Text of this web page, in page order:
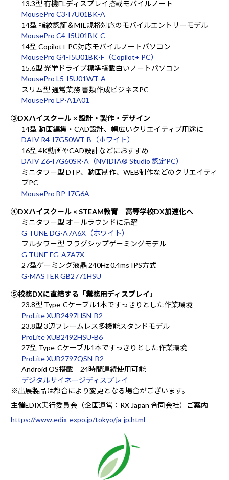
13.3型 有機ELディスプレイ搭載モバイルノート
MousePro C3-I7U01BK-A
14型 指紋認証＆MIL規格対応のモバイルエントリーモデル
MousePro C4-I5U01BK-C
14型 Copilot+ PC対応モバイルノートパソコン
MousePro G4-I5U01BK-F（Copilot+ PC）
15.6型 光学ドライブ標準搭載白いノートパソコン
MousePro L5-I5U01WT-A
スリム型 通常業務 書類作成ビジネスPC
MousePro LP-A1A01
③DXハイスクール × 設計・製作・デザイン
14型 動画編集・CAD設計、幅広いクリエイティブ用途に
DAIV R4-I7G50WT-B（ホワイト）
16型 4K動画やCAD設計などにおすすめ
DAIV Z6-I7G60SR-A（NVIDIA® Studio 認定PC）
ミニタワー型 DTP、動画制作、WEB制作などのクリエイティ
ブPC
MousePro BP-I7G6A
④DXハイスクール × STEAM教育 高等学校DX加速化へ
ミニタワー型 オールラウンドに活躍
G TUNE DG-A7A6X（ホワイト）
フルタワー型 フラグシップゲーミングモデル
G TUNE FG-A7A7X
27型ゲーミング液晶 240Hz 0.4ms IPS方式
G-MASTER GB2771HSU
⑤校務DXに直結する「業務用ディスプレイ」
23.8型 Type-Cケーブル1本ですっきりとした作業環境
ProLite XUB2497HSN-B2
23.8型 3辺フレームレス多機能スタンドモデル
ProLite XUB2492HSU-B6
27型 Type-Cケーブル1本ですっきりとした作業環境
ProLite XUB2797QSN-B2
Android OS搭載 24時間連続使用可能
デジタルサイネージディスプレイ
※出展製品は都合により変更となる場合がございます。
主催EDIX実行委員会（企画運営：RX Japan 合同会社）
ご案内
https://www.edix-expo.jp/tokyo/ja-jp.html